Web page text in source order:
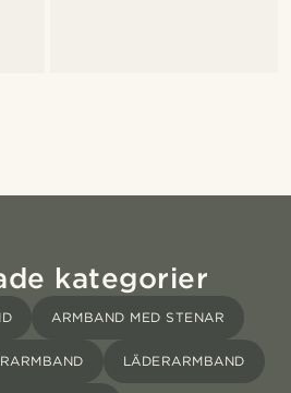
kategorier
ARMBAND MED STENAR
LÄDERARMBAND